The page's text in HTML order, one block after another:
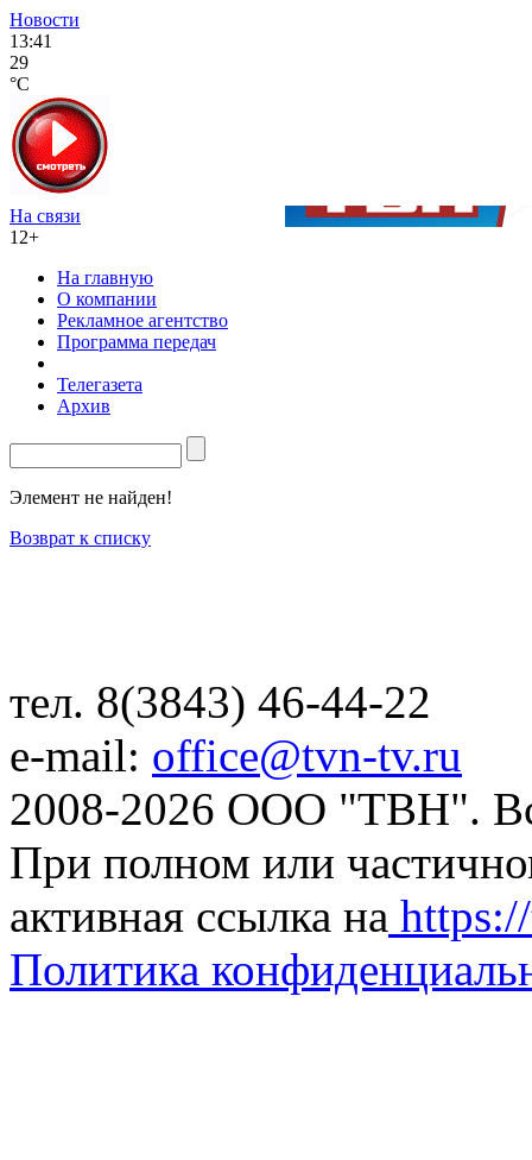
Новости
13:41
29
°C
На связи
12+
На главную
О компании
Рекламное агентство
Программа передач
Телегазета
Архив
Элемент не найден!
Возврат к списку
тел. 8(3843) 46-44-22
e-mail: office@tvn-tv.ru
2008-2026 ООО "ТВН".
При полном или
активная ссылка на
Политика